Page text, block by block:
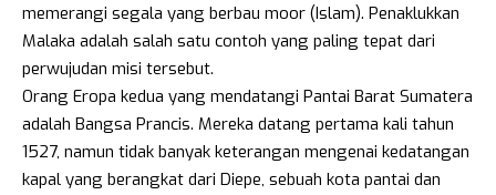
memerangi segala yang berbau moor (Islam). Penaklukkan
Malaka adalah salah satu contoh yang paling tepat dari
perwujudan misi tersebut.
Orang Eropa kedua yang mendatangi Pantai Barat Sumatera
adalah Bangsa Prancis. Mereka datang pertama kali tahun
1527, namun tidak banyak keterangan mengenai kedatangan
kapal yang berangkat dari Diepe, sebuah kota pantai dan